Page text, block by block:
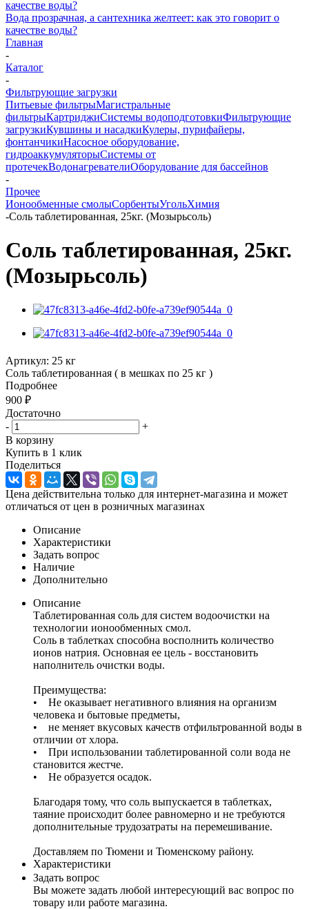
Вода прозрачная, а сантехника желтеет: как это говорит о
качестве воды?
Главная
-
Каталог
-
Фильтрующие загрузки
Питьевые фильтрыМагистральные
фильтрыКартриджиСистемы водоподготовкиФильтрующие
загрузкиКувшины и насадкиКулеры, пурифайеры,
фонтанчикиНасосное оборудование,
гидроаккумуляторыСистемы от
протечекВодонагревателиОборудование для бассейнов
-
Прочее
Ионообменные смолыСорбентыУгольХимия
-Соль таблетированная, 25кг. (Мозырьсоль)
Соль таблетированная, 25кг.
(Мозырьсоль)
Артикул: 25 кг
Соль таблетированная ( в мешках по 25 кг )
Подробнее
900 ₽
Достаточно
-
+
В корзину
Купить в 1 клик
Поделиться
Цена действительна только для интернет-магазина и может
отличаться от цен в розничных магазинах
Описание
Характеристики
Задать вопрос
Наличие
Дополнительно
Описание
Таблетированная соль для систем водоочистки на
технологии ионообменных смол.
Соль в таблетках способна восполнить количество
ионов натрия. Основная ее цель - восстановить
наполнитель очистки воды.
Преимущества:
• Не оказывает негативного влияния на организм
человека и бытовые предметы,
• не меняет вкусовых качеств отфильтрованной воды в
отличии от хлора.
• При использовании таблетированной соли вода не
становится жестче.
• Не образуется осадок.
Благодаря тому, что соль выпускается в таблетках,
таяние происходит более равномерно и не требуются
дополнительные трудозатраты на перемешивание.
Доставляем по Тюмени и Тюменскому району.
Характеристики
Задать вопрос
Вы можете задать любой интересующий вас вопрос по
товару или работе магазина.